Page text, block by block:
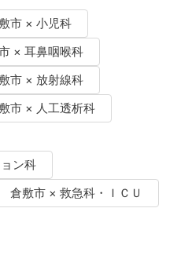
市 × 小児科
× 耳鼻咽喉科
市 × 放射線科
市 × 人工透析科
ン科
倉敷市 × 救急科・ＩＣＵ